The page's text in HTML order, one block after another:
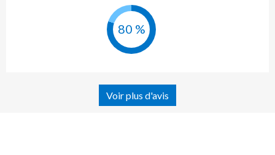
80 %
Voir plus d'avis